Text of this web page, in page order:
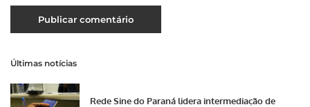
Últimas notícias
Rede Sine do Paraná lidera intermediação de